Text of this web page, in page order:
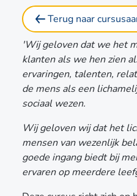
Terug naar
'Wij geloven dat we het
klanten als we hen zien
ervaringen, talenten,
de mens als een
sociaal wezen.
Wij geloven wij dat het
mensen van wezenlijk
goede ingang biedt bij
ervaren op meerdere